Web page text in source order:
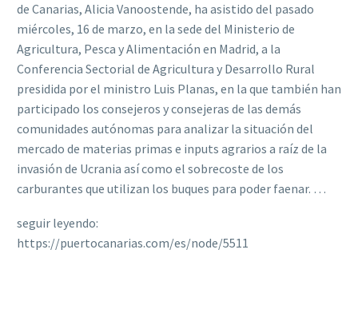
de Canarias, Alicia Vanoostende, ha asistido del pasado
miércoles, 16 de marzo, en la sede del Ministerio de
Agricultura, Pesca y Alimentación en Madrid, a la
Conferencia Sectorial de Agricultura y Desarrollo Rural
presidida por el ministro Luis Planas, en la que también han
participado los consejeros y consejeras de las demás
comunidades autónomas para analizar la situación del
mercado de materias primas e inputs agrarios a raíz de la
invasión de Ucrania así como el sobrecoste de los
carburantes que utilizan los buques para poder faenar. …
seguir leyendo:
https://puertocanarias.com/es/node/5511